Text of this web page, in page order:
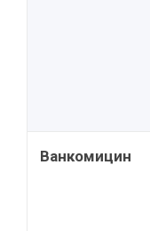
Ванкомицин